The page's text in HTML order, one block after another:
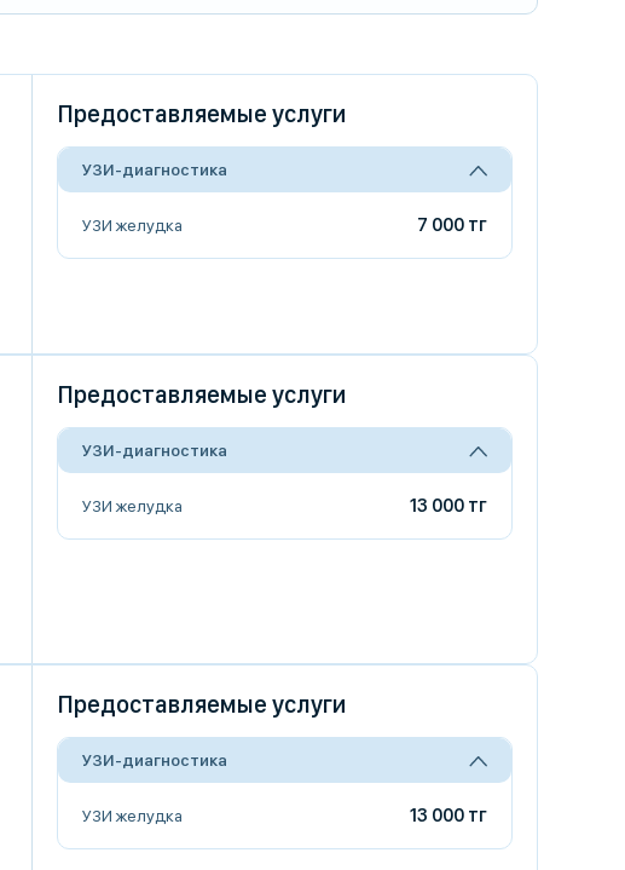
Предоставляемые услуги
УЗИ-диагностика
УЗИ желудка 7 000 тг
Предоставляемые услуги
УЗИ-диагностика
УЗИ желудка 13 000 тг
Предоставляемые услуги
УЗИ-диагностика
УЗИ желудка 13 000 тг